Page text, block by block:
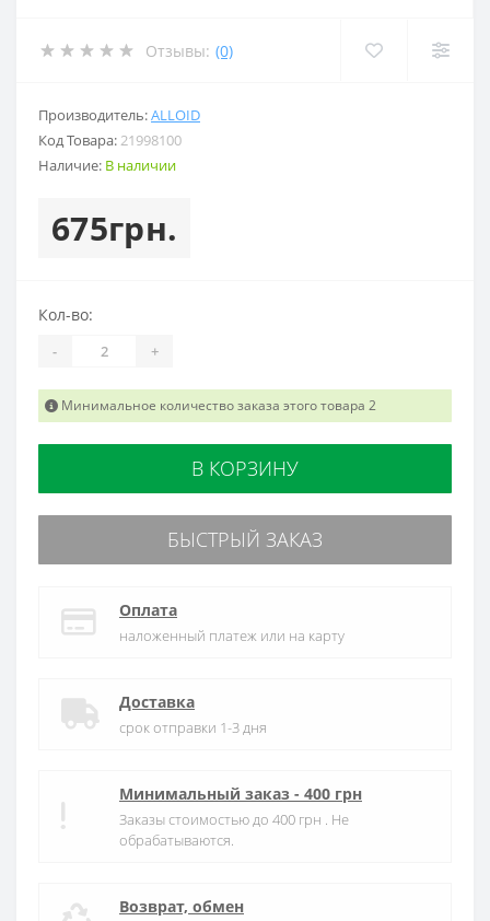
Отзывы: (0)
Производитель:ALLOID
Код Товара:21998100
Наличие: В наличии
675грн.
Кол-во:
- +
Минимальное количество заказа этого товара 2
В КОРЗИНУ
БЫСТРЫЙ ЗАКАЗ
Оплата
наложенный платеж или на карту
Доставка
срок отправки 1-3 дня
Минимальный заказ - 400 грн
Заказы стоимостью до 400 грн . Не
обрабатываются.
Возврат, обмен